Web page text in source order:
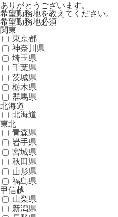
ありがとうございます。
希望勤務地を教えてください。
希望勤務地必須
関東
東京都
神奈川県
埼玉県
千葉県
茨城県
栃木県
群馬県
北海道
北海道
東北
青森県
岩手県
宮城県
秋田県
山形県
福島県
甲信越
山梨県
新潟県